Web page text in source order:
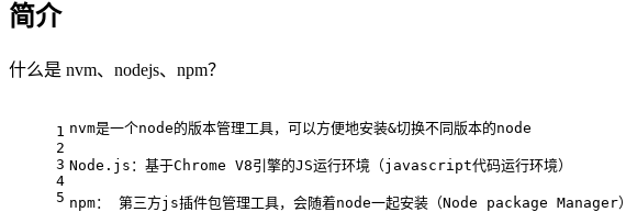
简介
什么是 nvm、nodejs、npm？
1
2
3
4
5
nvm是一个node的版本管理工具，可以方便地安装&切换不同版本的node
Node . js ：基于Chrome V8引擎的JS运行环境（javascript代码运行环境）
npm： 第三方js插件包管理工具，会随着node一起安装（Node package Manager）